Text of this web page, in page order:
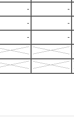
-
-
-
-
-
-